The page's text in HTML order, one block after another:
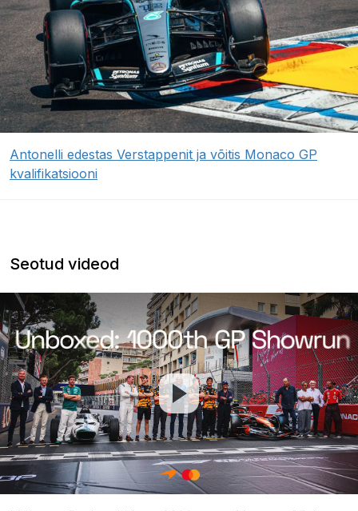
Antonelli edestas Verstappenit ja võitis Monaco GP
kvalifikatsiooni
Seotud videod